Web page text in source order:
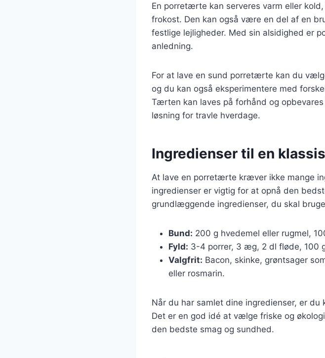
En porretærte kan serveres varm eller
frokost. Den kan også være en del af en
festlige lejligheder. Med sin alsidighed er
anledning.
For at lave en sund porretærte kan du
og du kan også eksperimentere med
Tærten kan laves på forhånd og
løsning for travle hverdage.
Ingredienser til en
At lave en porretærte kræver ikke mange
ingredienser er vigtig for at opnå den
grundlæggende ingredienser, du skal
Bund: 200 g hvedemel eller rugmel,
Fyld: 3-4 porrer, 3 æg, 2 dl fløde, 100
Valgfrit: Bacon, skinke, grøntsager
eller rosmarin.
Når du har samlet dine ingredienser, er
Det er en god idé at vælge friske og
den bedste smag og sundhed.